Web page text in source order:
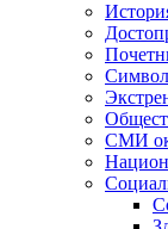
СМИ